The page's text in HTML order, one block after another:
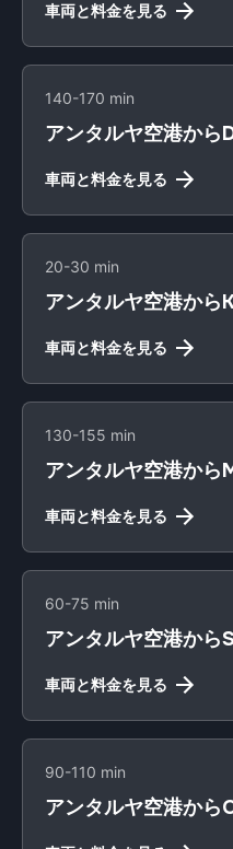
車両と料金を見る
140-170 min
アンタルヤ空港から
車両と料金を見る
20-30 min
アンタルヤ空港から
車両と料金を見る
130-155 min
アンタルヤ空港か
車両と料金を見る
60-75 min
アンタルヤ空港から
車両と料金を見る
90-110 min
アンタルヤ空港か